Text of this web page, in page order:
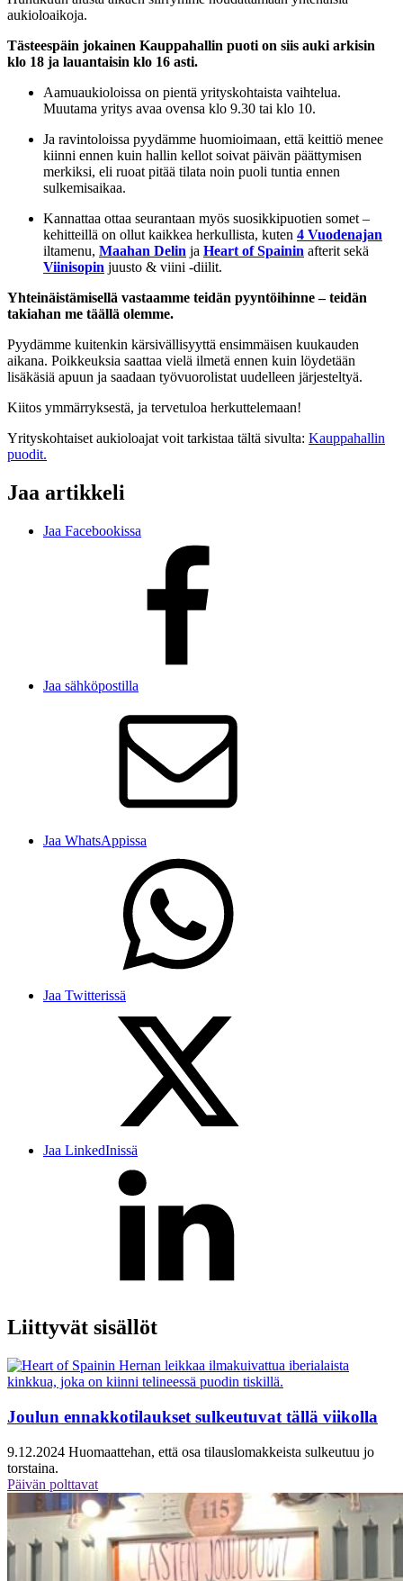
aukioloaikoja.
Tästeespäin jokainen Kauppahallin puoti on siis auki arkisin
klo 18 ja lauantaisin klo 16 asti.
Aamuaukioloissa on pientä yrityskohtaista vaihtelua.
Muutama yritys avaa ovensa klo 9.30 tai klo 10.
Ja ravintoloissa pyydämme huomioimaan, että keittiö menee
kiinni ennen kuin hallin kellot soivat päivän päättymisen
merkiksi, eli ruoat pitää tilata noin puoli tuntia ennen
sulkemisaikaa.
Kannattaa ottaa seurantaan myös suosikkipuotien somet –
kehitteillä on ollut kaikkea herkullista, kuten 4 Vuodenajan
iltamenu, Maahan Delin ja Heart of Spainin afterit sekä
Viinisopin juusto & viini -diilit.
Yhteinäistämisellä vastaamme teidän pyyntöihinne – teidän
takiahan me täällä olemme.
Pyydämme kuitenkin kärsivällisyyttä ensimmäisen kuukauden
aikana. Poikkeuksia saattaa vielä ilmetä ennen kuin löydetään
lisäkäsiä apuun ja saadaan työvuorolistat uudelleen järjesteltyä.
Kiitos ymmärryksestä, ja tervetuloa herkuttelemaan!
Yrityskohtaiset aukioloajat voit tarkistaa tältä sivulta: Kauppahallin
puodit.
Jaa artikkeli
Jaa Facebookissa
Jaa sähköpostilla
Jaa WhatsAppissa
Jaa Twitterissä
Jaa LinkedInissä
Liittyvät sisällöt
Joulun ennakkotilaukset sulkeutuvat tällä viikolla
9.12.2024 Huomaattehan, että osa tilauslomakkeista sulkeutuu jo
torstaina.
Päivän polttavat